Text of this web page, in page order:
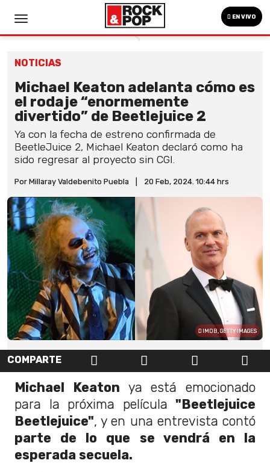
EN VIVO
NOTICIAS
Michael Keaton adelanta cómo es
el rodaje “enormemente
divertido” de Beetlejuice 2
Ya con la fecha de estreno confirmada de
BeetleJuice 2, Michael Keaton declaró como ha
sido regresar al proyecto sin CGI.
Por Millaray Valdebenito Puebla 20 Feb, 2024. 10:44 hrs
IMDB, GETTY IMAGES
COMPARTE
Michael Keaton ya está emocionado
para la próxima película "Beetlejuice
Beetlejuice", y en una entrevista contó
parte de lo que se vendrá en la
esperada secuela.